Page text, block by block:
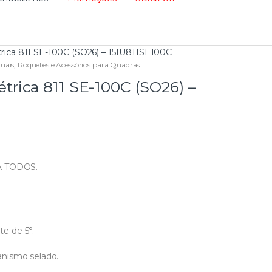
811 SE-100C (SO26) – 151U811SE100C
Roquetes e Acessórios para Quadras
811 SE-100C (SO26) –
TODOS.
de 5°.
selado.